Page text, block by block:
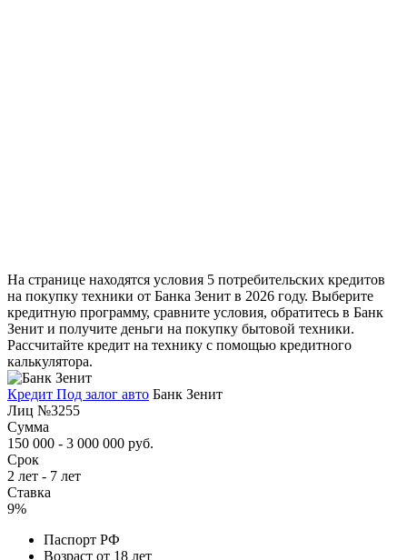
На странице находятся условия 5 потребительских кредитов
на покупку техники от Банка Зенит в 2026 году. Выберите
кредитную программу, сравните условия, обратитесь в Банк
Зенит и получите деньги на покупку бытовой техники.
Рассчитайте кредит на технику с помощью кредитного
калькулятора.
Кредит Под залог авто Банк Зенит
Лиц №3255
Сумма
150 000 - 3 000 000 руб.
Срок
2 лет - 7 лет
Ставка
9%
Паспорт РФ
Возраст от 18 лет